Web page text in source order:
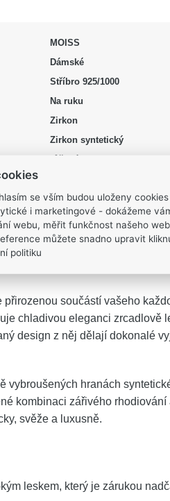
MOISS
Dámské
Stříbro 925/1000
Na ruku
Zirkon
Zirkon syntetický
50, 52, 54, 57, 59, 60, 62
3,8 g
součástí vašeho
chladivou eleganci zrcadlově
design z něj dělají dokonalé
vybroušených hranách
kombinaci zářivého
svěže a luxusně.
leskem, který je zárukou
se vším budou uloženy
i marketingové - dokážeme
webu, měřit funkčnost našeho
můžete snadno upravit
politiku